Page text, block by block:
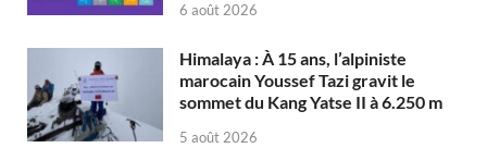
6 août 2026
Himalaya : À 15 ans, l’alpiniste
marocain Youssef Tazi gravit le
sommet du Kang Yatse II à 6.250 m
5 août 2026